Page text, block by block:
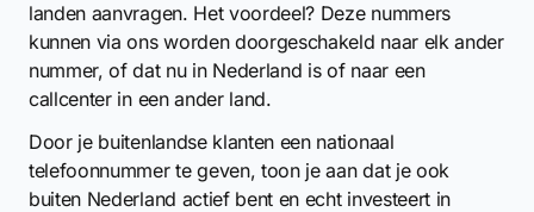
landen aanvragen. Het voordeel? Deze nummers
kunnen via ons worden doorgeschakeld naar elk ander
nummer, of dat nu in Nederland is of naar een
callcenter in een ander land.
Door je buitenlandse klanten een nationaal
telefoonnummer te geven, toon je aan dat je ook
buiten Nederland actief bent en echt investeert in